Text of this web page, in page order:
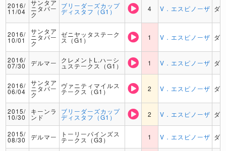
2016/
11/04
サンタア
ニタパー
ク
ブリーダーズカップ
ディスタフ（G1） 4 V．エスピノーザ ダ
2016/
10/01
サンタア
ニタパー
ク
ゼニヤッタステーク
ス（G1） 1 V．エスピノーザ ダ
2016/
07/30 デルマー クレメントL.ハーシ
ュステークス（G1） 1 V．エスピノーザ ダ
2016/
06/04
サンタア
ニタパー
ク
ヴァニティマイルス
テークス（G1） 2 V．エスピノーザ ダ
2015/
10/30
キーンラ
ンド
ブリーダーズカップ
ディスタフ（G1） 2 V．エスピノーザ ダ
2015/
08/30 デルマー トーリーパインズス
テークス（G3） 1 V．エスピノーザ ダ